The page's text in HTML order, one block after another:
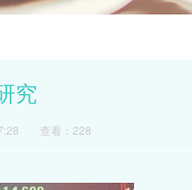
究
查看：228